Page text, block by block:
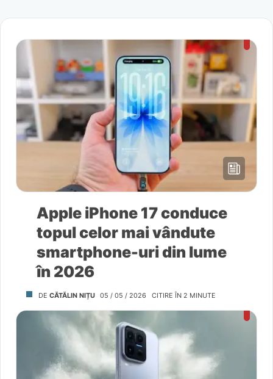
Articole Featured
Apple iPhone 17 conduce
topul celor mai vândute
smartphone-uri din lume
în 2026
DE CĂTĂLIN NIȚU 05 / 05 / 2026 CITIRE ÎN 2 MINUTE